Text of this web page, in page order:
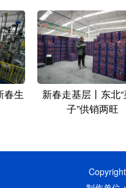
春生
新春走基层丨东北
子”供销两旺